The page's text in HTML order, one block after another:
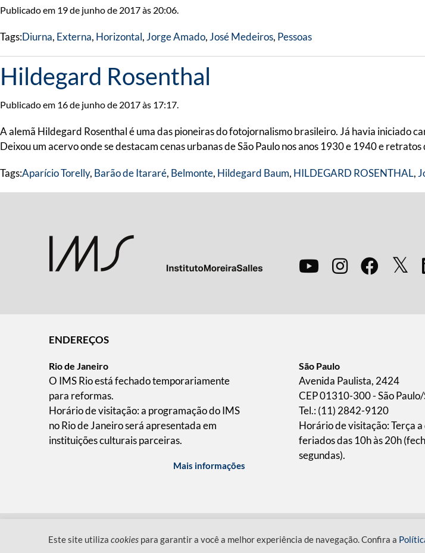
Publicado em 19 de junho de 2017 às 20:06.
Tags:Diurna, Externa, Horizontal, Jorge Amado, José Medeiros, Pessoas
Hildegard Rosenthal
Publicado em 16 de junho de 2017 às 17:17.
A alemã Hildegard Rosenthal é uma das pioneiras do fotojornalismo brasileiro. Já havia iniciado
Deixou um acervo onde se destacam cenas urbanas de São Paulo nos anos 1930 e 1940 e
Tags:Aparício Torelly, Barão de Itararé, Belmonte, Hildegard Baum, HILDEGARD ROSENTHAL,
ENDEREÇOS
Rio de Janeiro
O IMS Rio está fechado temporariamente
para reformas.
Horário de visitação: a programação do IMS
no Rio de Janeiro será apresentada em
instituições culturais parceiras.
Mais informações
São Paulo
Avenida Paulista, 2424
CEP 01310-300 - São Paulo/
Tel.: (11) 2842-9120
Horário de visitação: Terça
feriados das 10h às 20h
segundas).
Este site utiliza cookiespara garantir a você a melhor experiência de navegação. Confira a